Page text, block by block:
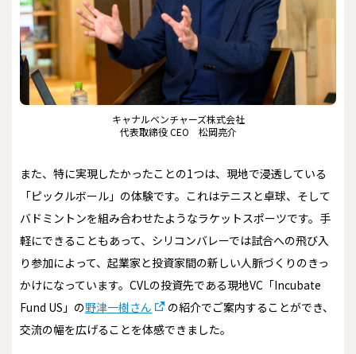
キャナルベンチャーズ株式会社
代表取締役 CEO 松岡亮介
また、特に実現したかったことの1つは、現地で浸透している
「ピックルボール」の体験です。これはテニスと卓球、そして
バドミントンを組み合わせたようなラケットスポーツです。手
軽にできることもあって、シリコンバレーでは試合への飛び入
り参加によって、起業家と投資家間の新しい人脈づくりのきっ
かけになっています。CVLの投資先である現地VC「Incubate
Fund US」の野津一樹さん
の紹介でご案内することができ、
交流の幅を広げることを体感できました。